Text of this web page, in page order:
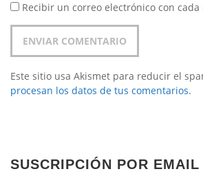
Recibir un correo electrónico con
Este sitio usa Akismet para reducir el
procesan los datos de tus comentarios.
SUSCRIPCIÓN POR EMAIL